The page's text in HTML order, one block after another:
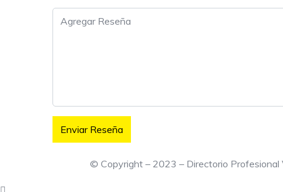
© Copyright – 2023 – Directorio Profesional